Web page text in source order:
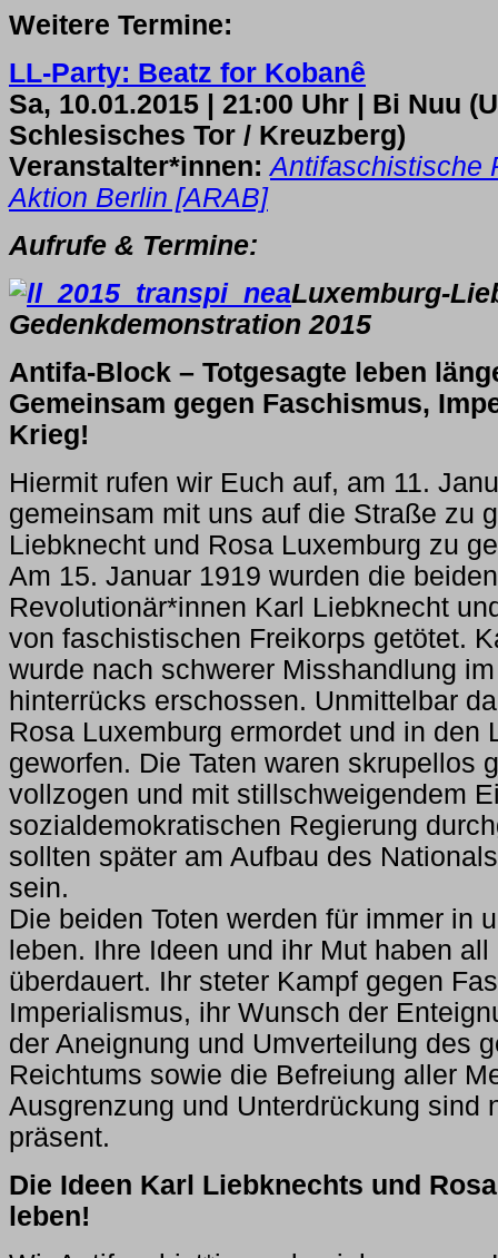
Weitere Termine:
LL-Party: Beatz for Kobanê
Sa, 10.01.2015 | 21:00 Uhr | Bi Nuu
Schlesisches Tor / Kreuzberg)
Veranstalter*innen: Antifaschistische
Aktion Berlin [ARAB]
Aufrufe & Termine:
Luxemburg-
Gedenkdemonstration 2015
Antifa-Block – Totgesagte leben
Gemeinsam gegen Faschismus,
Krieg!
Hiermit rufen wir Euch auf, am 11.
gemeinsam mit uns auf die Straße zu
Liebknecht und Rosa Luxemburg zu
Am 15. Januar 1919 wurden die beiden
Revolutionär*innen Karl Liebknecht
von faschistischen Freikorps getötet.
wurde nach schwerer Misshandlung
hinterrücks erschossen. Unmittelbar
Rosa Luxemburg ermordet und in den
geworfen. Die Taten waren skrupellos
vollzogen und mit stillschweigendem
sozialdemokratischen Regierung
sollten später am Aufbau des
sein.
Die beiden Toten werden für immer in
leben. Ihre Ideen und ihr Mut haben
überdauert. Ihr steter Kampf gegen
Imperialismus, ihr Wunsch der
der Aneignung und Umverteilung des
Reichtums sowie die Befreiung aller
Ausgrenzung und Unterdrückung sind
präsent.
Die Ideen Karl Liebknechts und
leben!